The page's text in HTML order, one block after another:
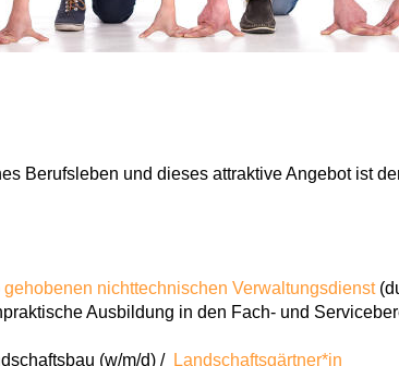
Berufsleben und dieses attraktive Angebot ist
gehobenen nichttechnischen Verwaltungsdienst
Ausbildung in den Fach- und
(w/m/d) / Landschaftsgärtner*in